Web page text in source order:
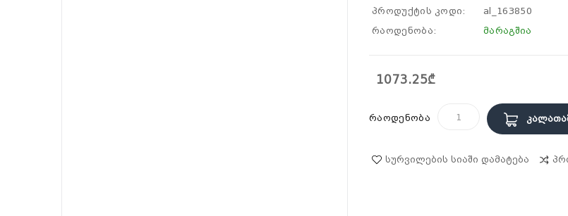
პროდუქტის კოდი:
al_163850
რაოდენობა:
მარაგშია
1073.25₾
რაოდენობა
Სურვილების Სიაში Დამატება